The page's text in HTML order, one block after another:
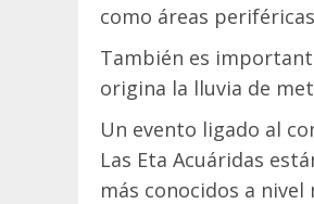
como áreas
También es
origina la lluvia de
Un evento ligado al
Las Eta Acuáridas
más conocidos a